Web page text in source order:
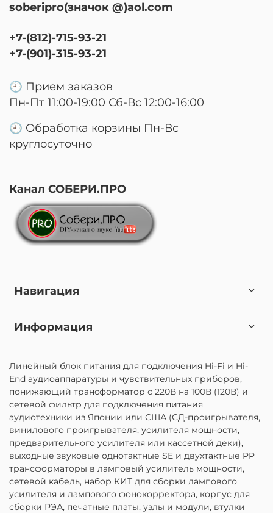
Навигация
Информация
soberipro(значок @)aol.com
+7-(812)-715-93-21
+7-(901)-315-93-21
🕘 Прием заказов
Пн-Пт 11:00-19:00 Сб-Вс 12:00-16:00
🕘 Обработка корзины Пн-Вс
круглосуточно
Канал СОБЕРИ.ПРО
Линейный блок питания для подключения Hi-Fi и Hi-
End аудиоаппаратуры и чувствительных приборов,
понижающий трансформатор с 220В на 100В (120В) и
сетевой фильтр для подключения питания
аудиотехники из Японии или США (СД-проигрывателя,
винилового проигрывателя, усилителя мощности,
предварительного усилителя или кассетной деки),
выходные звуковые однотактные SE и двухтактные PP
трансформаторы в ламповый усилитель мощности,
сетевой кабель, набор КИТ для сборки лампового
усилителя и лампового фонокорректора, корпус для
сборки РЭА, печатные платы, узлы и модули, втулки